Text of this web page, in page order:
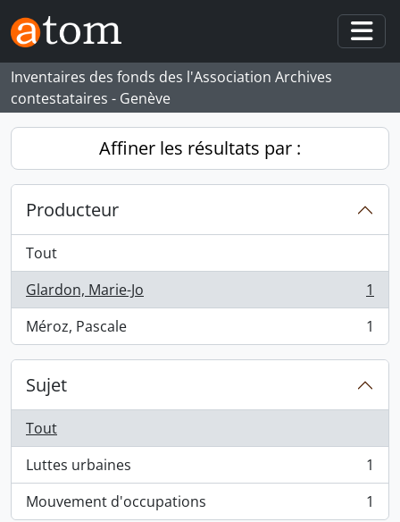
Skip to main content
Inventaires des fonds des l'Association Archives
contestataires - Genève
Affiner les résultats par :
Producteur
Tout
Glardon, Marie-Jo
, 1 résultats
1
Méroz, Pascale
, 1 résultats 1
Sujet
Tout
Luttes urbaines
, 1 résultats
1
Mouvement d'occupations
, 1 résultats 1